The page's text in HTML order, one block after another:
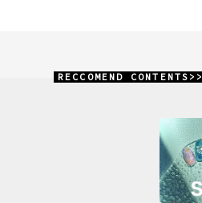
RECCOMEND CONTENTS>>